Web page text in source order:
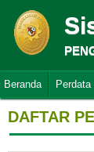
Beranda Perdata
DAFTAR